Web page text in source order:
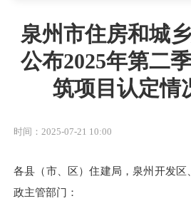
泉州市住房和城
公布2025年第二
筑项目认定情
时间：2025-07-21 10:00
各县（市、区）住建局，泉州开发
政主管部门：